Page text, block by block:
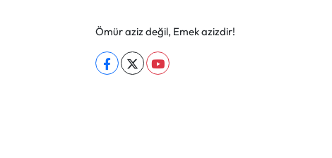
Ömür aziz değil, Emek azizdir!